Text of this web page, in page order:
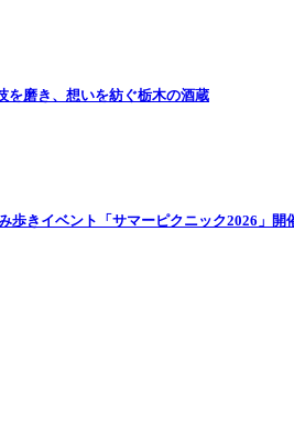
を磨き、想いを紡ぐ栃木の酒蔵
歩きイベント「サマーピクニック2026」